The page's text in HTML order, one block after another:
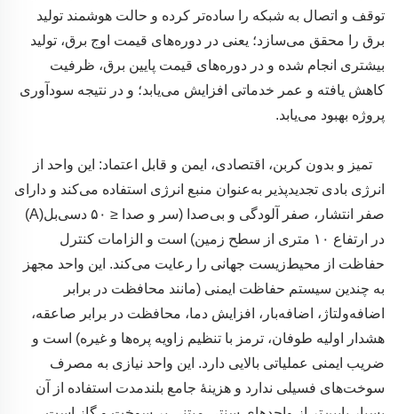
توقف و اتصال به شبکه را ساده‌تر کرده و حالت هوشمند تولید
برق را محقق می‌سازد؛ یعنی در دوره‌های قیمت اوج برق، تولید
بیشتری انجام شده و در دوره‌های قیمت پایین برق، ظرفیت
کاهش یافته و عمر خدماتی افزایش می‌یابد؛ و در نتیجه سودآوری
پروژه بهبود می‌یابد.
تمیز و بدون کربن، اقتصادی، ایمن و قابل اعتماد: این واحد از
انرژی بادی تجدیدپذیر به‌عنوان منبع انرژی استفاده می‌کند و دارای
صفر انتشار، صفر آلودگی و بی‌صدا (سر و صدا ≤ ۵۰ دسی‌بل(A)
در ارتفاع ۱۰ متری از سطح زمین) است و الزامات کنترل
حفاظت از محیط‌زیست جهانی را رعایت می‌کند. این واحد مجهز
به چندین سیستم حفاظت ایمنی (مانند محافظت در برابر
اضافه‌ولتاژ، اضافه‌بار، افزایش دما، محافظت در برابر صاعقه،
هشدار اولیه طوفان، ترمز با تنظیم زاویه پره‌ها و غیره) است و
ضریب ایمنی عملیاتی بالایی دارد. این واحد نیازی به مصرف
سوخت‌های فسیلی ندارد و هزینهٔ جامع بلندمدت استفاده از آن